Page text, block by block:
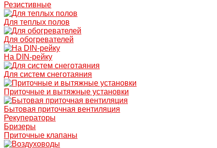
Резистивные
Для теплых полов
Для обогревателей
На DIN-рейку
Для систем снеготаяния
Приточные и вытяжные установки
Бытовая приточная вентиляция
Рекуператоры
Бризеры
Приточные клапаны